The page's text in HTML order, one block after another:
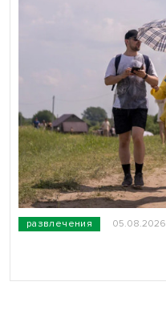
развлечения 05.08.2026